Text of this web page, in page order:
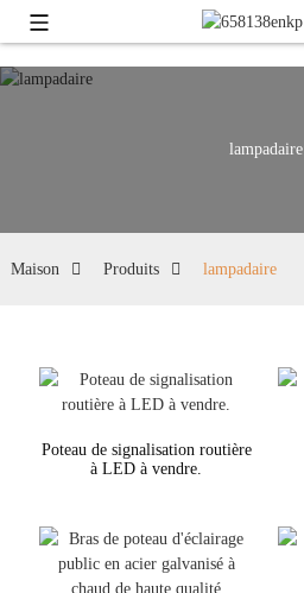
lampadaire
Maison Produits lampadaire
Poteau de signalisation routière
à LED à vendre.